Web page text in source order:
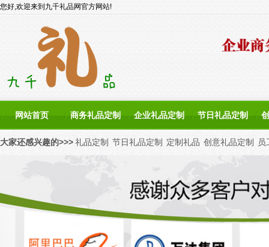
网站首页 商务礼品定制 企业礼品定制 节日礼品定制
您好,欢迎来到九千礼品网官方网站!
大家还感兴趣的>>>礼品定制 节日礼品定制 定制礼品 创意礼品定制 员